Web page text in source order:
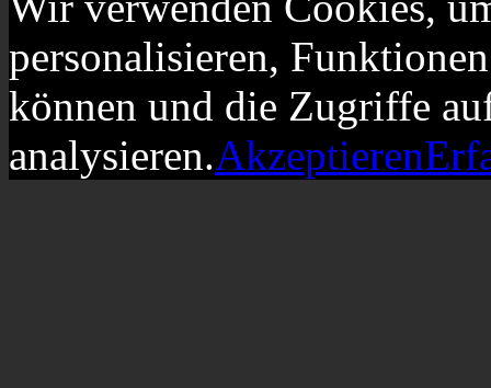
personalisieren,
können und die Zugriffe
analysieren.Akzeptieren